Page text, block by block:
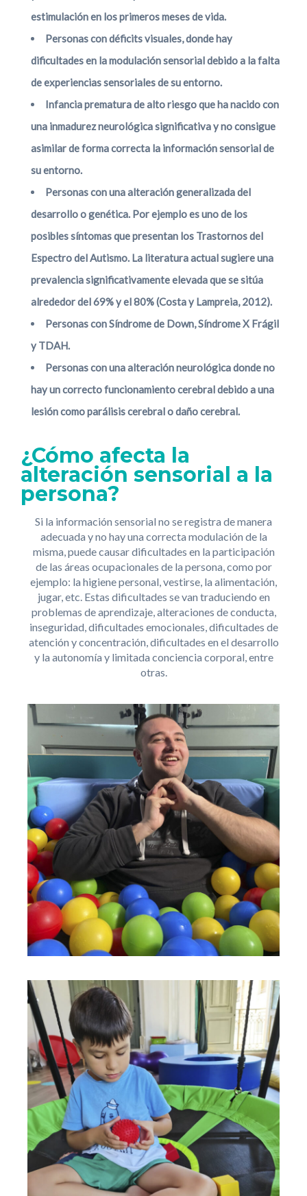
estimulación en los primeros meses de vida.
Personas con déficits visuales, donde hay
dificultades en la modulación sensorial debido a la falta
de experiencias sensoriales de su entorno.
Infancia prematura de alto riesgo que ha nacido con
una inmadurez neurológica significativa y no consigue
asimilar de forma correcta la información sensorial de
su entorno.
Personas con una alteración generalizada del
desarrollo o genética. Por ejemplo es uno de los
posibles síntomas que presentan los Trastornos del
Espectro del Autismo. La literatura actual sugiere una
prevalencia significativamente elevada que se sitúa
alrededor del 69% y el 80% (Costa y Lampreia, 2012).
Personas con Síndrome de Down, Síndrome X Frágil
y TDAH.
Personas con una alteración neurológica donde no
hay un correcto funcionamiento cerebral debido a una
lesión como parálisis cerebral o daño cerebral.
¿Cómo afecta la
alteración sensorial a la
persona?
Si la información sensorial no se registra de manera
adecuada y no hay una correcta modulación de la
misma, puede causar dificultades en la participación
de las áreas ocupacionales de la persona, como por
ejemplo: la higiene personal, vestirse, la alimentación,
jugar, etc. Estas dificultades se van traduciendo en
problemas de aprendizaje, alteraciones de conducta,
inseguridad, dificultades emocionales, dificultades de
atención y concentración, dificultades en el desarrollo
y la autonomía y limitada conciencia corporal, entre
otras.